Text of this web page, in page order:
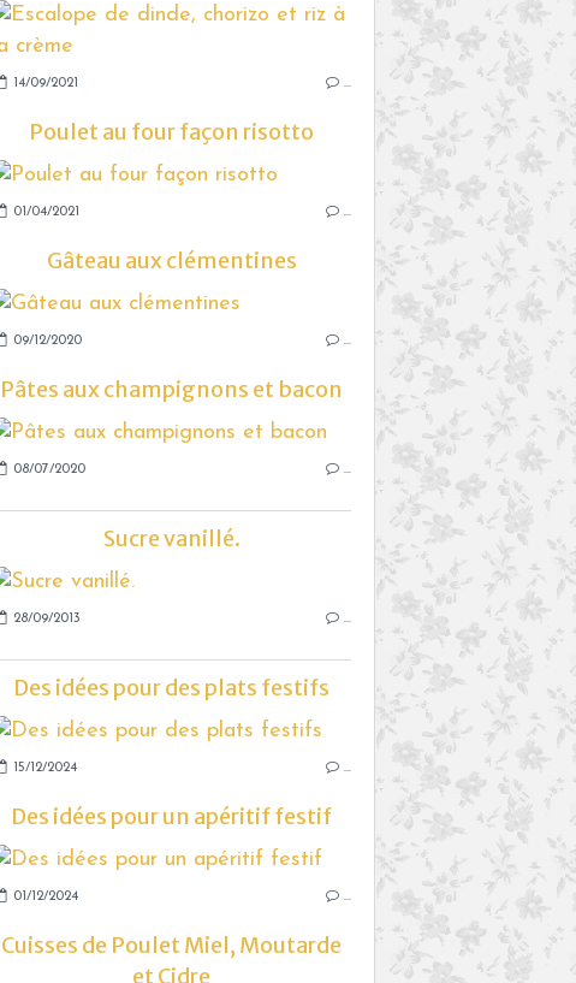
14/09/2021 …
Poulet au four façon risotto
01/04/2021 …
Gâteau aux clémentines
09/12/2020 …
Pâtes aux champignons et bacon
08/07/2020 …
Sucre vanillé.
28/09/2013 …
Des idées pour des plats festifs
15/12/2024 …
Des idées pour un apéritif festif
01/12/2024 …
Cuisses de Poulet Miel, Moutarde
et Cidre